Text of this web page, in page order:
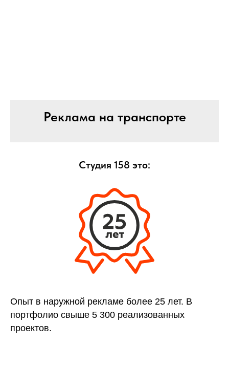
Реклама на транспорте
Студия 158 это:
Опыт в наружной рекламе более 25 лет. В
портфолио свыше 5 300 реализованных
проектов.